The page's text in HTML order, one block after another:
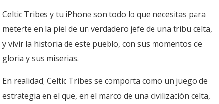
Celtic Tribes y tu iPhone son todo lo que necesitas para
meterte en la piel de un verdadero jefe de una tribu celta,
y vivir la historia de este pueblo, con sus momentos de
gloria y sus miserias.
En realidad, Celtic Tribes se comporta como un juego de
estrategia en el que, en el marco de una civilización celta,